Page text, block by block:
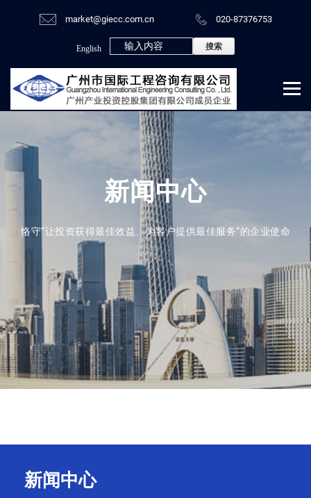
market@giecc.com.cn 020-87376753
English
新闻中心
恪守“让投资获得最佳效益、为客户提供最佳服务”的企业使命
新闻中心